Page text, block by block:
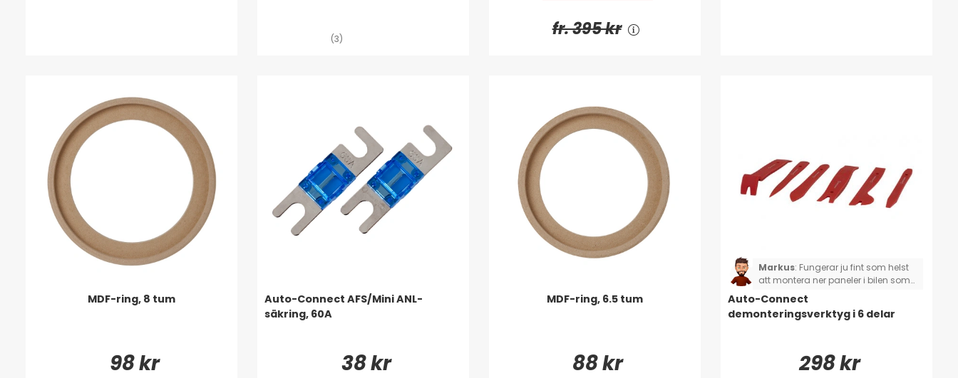
(3) fr. 395 kr
MDF-ring, 8 tum
98 kr
Auto-Connect AFS/Mini ANL-
säkring, 60A
38 kr
MDF-ring, 6.5 tum
88 kr
Markus: Fungerar ju fint som helst
att montera ner paneler i bilen som
man annars inte kommer åt. Ett bra
utbud med olika tjocklekar och
vinklar för att komma åt i de mest
Auto-Connect
demonteringsverktyg i 6 delar
298 kr